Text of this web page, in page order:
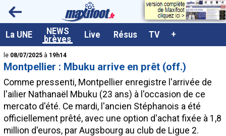
La UNE NEWS
brèves Live Résus TV +
<
le 08/07/2025 à 19h14
Montpellier : Mbuku arrive en prêt (off.)
Comme pressenti, Montpellier enregistre l'arrivée de
l'ailier Nathanaël Mbuku (23 ans) à l'occasion de ce
mercato d'été. Ce mardi, l'ancien Stéphanois a été
officiellement prêté, avec une option d'achat fixée à 1,8
million d'euros, par Augsbourg au club de Ligue 2.
A la UNE
Dernières brèves
Live / Matchs en direct
Résultats et Classements
Class. buteurs européens
Programme TV foot